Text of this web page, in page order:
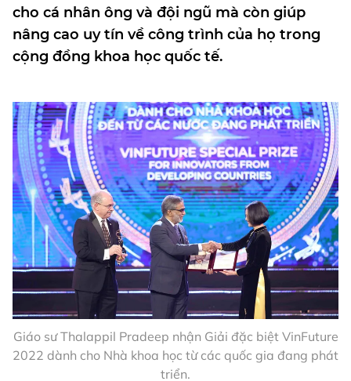
cho cá nhân ông và đội ngũ mà còn giúp
nâng cao uy tín về công trình của họ trong
cộng đồng khoa học quốc tế.
Giáo sư Thalappil Pradeep nhận Giải đặc biệt VinFuture
2022 dành cho Nhà khoa học từ các quốc gia đang phát
triển.